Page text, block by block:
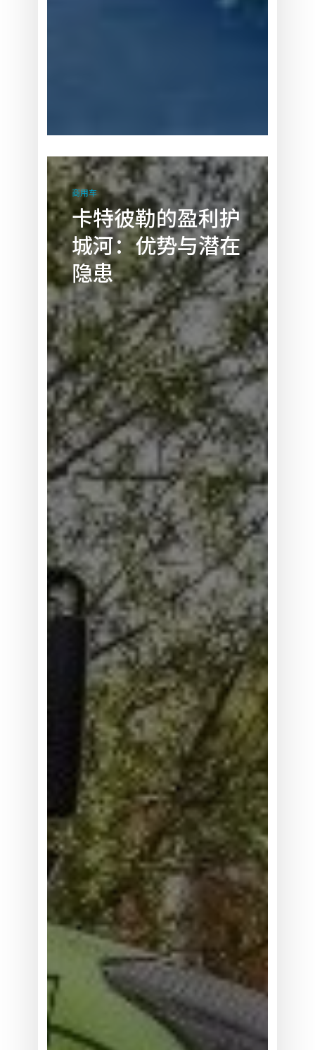
卡
特
彼
勒
的
盈
利
城
河：
优
势
与
潜
在
隐
患
商用车
卡特彼勒的盈利护
城河：优势与潜在
隐患